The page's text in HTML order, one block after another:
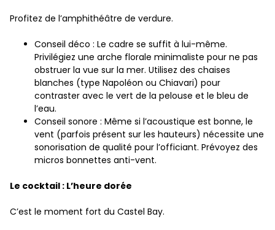
Profitez de l’amphithéâtre de verdure.
Conseil déco : Le cadre se suffit à lui-même.
Privilégiez une arche florale minimaliste pour ne pas
obstruer la vue sur la mer. Utilisez des chaises
blanches (type Napoléon ou Chiavari) pour
contraster avec le vert de la pelouse et le bleu de
l’eau.
Conseil sonore : Même si l’acoustique est bonne, le
vent (parfois présent sur les hauteurs) nécessite une
sonorisation de qualité pour l’officiant. Prévoyez des
micros bonnettes anti-vent.
Le cocktail : L’heure dorée
C’est le moment fort du Castel Bay.